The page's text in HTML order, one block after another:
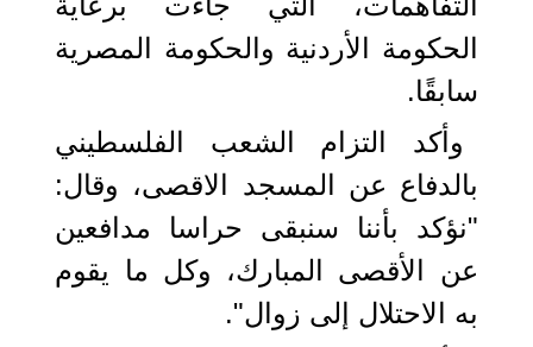
الحكومة الأردنية والحكومة المصرية
سابقًا.
وأكد التزام الشعب الفلسطيني
بالدفاع عن المسجد الاقصى، وقال:
"نؤكد بأننا سنبقى حراسا مدافعين
عن الأقصى المبارك، وكل ما يقوم
به الاحتلال إلى زوال".